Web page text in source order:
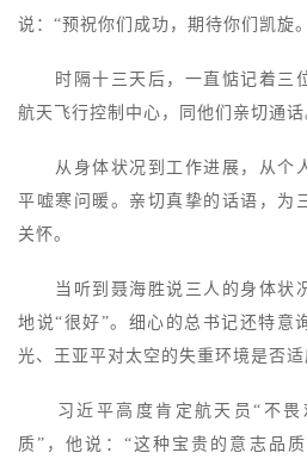
说：“预祝你们成功，期待你们凯旋
时隔十三天后，一直惦记着三
航天飞行控制中心，同他们亲切通话
从身体状况到工作进展，从个
平嘘寒问暖。亲切真挚的话语，为
关怀。
当听到聂海胜说三人的身体状
地说“很好”。细心的总书记还特意
光、王亚平对太空的失重环境是否适
习近平高度肯定航天员“不畏
质”，他说：“这种宝贵的意志品